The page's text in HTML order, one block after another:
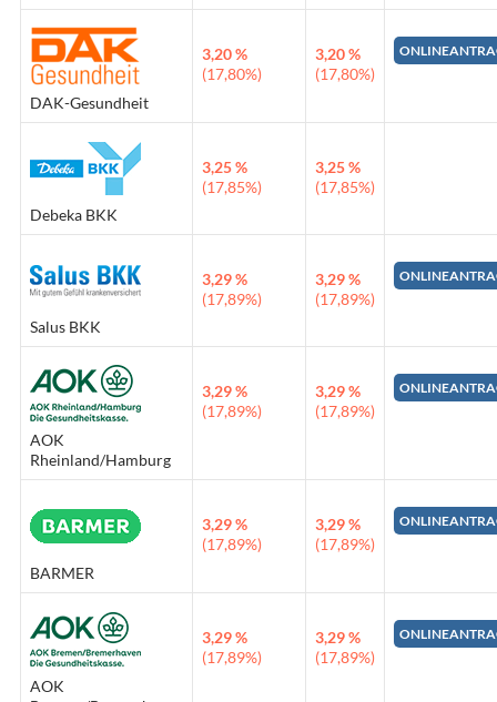
DAK-Gesundheit
3,20 %
(17,80%)
3,20 %
(17,80%)
Debeka BKK
3,25 %
(17,85%)
3,25 %
(17,85%)
Salus BKK
3,29 %
(17,89%)
3,29 %
(17,89%)
AOK
Rheinland/Hamburg
3,29 %
(17,89%)
3,29 %
(17,89%)
BARMER
3,29 %
(17,89%)
3,29 %
(17,89%)
AOK
3,29 %
(17,89%)
3,29 %
(17,89%)